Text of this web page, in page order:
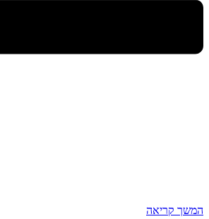
המשך קריאה